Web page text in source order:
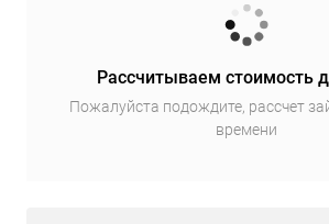
Рассчитываем стоимость
Пожалуйста подождите, рассчет
времени